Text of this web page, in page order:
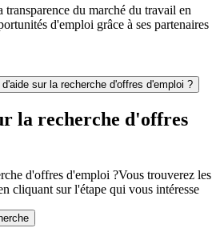
du marché du travail en
d'emploi grâce à ses partenaires
sur la recherche d'offres d'emploi ?
la recherche d'offres
d'offres d'emploi ?Vous trouverez les
cliquant sur l'étape qui vous intéresse